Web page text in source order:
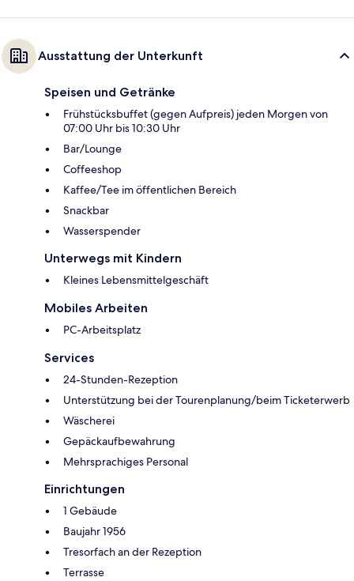
Ausstattung der Unterkunft
Speisen und Getränke
Frühstücksbuffet (gegen Aufpreis) jeden Morgen von
07:00 Uhr bis 10:30 Uhr
Bar/Lounge
Coffeeshop
Kaffee/Tee im öffentlichen Bereich
Snackbar
Wasserspender
Unterwegs mit Kindern
Kleines Lebensmittelgeschäft
Mobiles Arbeiten
PC-Arbeitsplatz
Services
24-Stunden-Rezeption
Unterstützung bei der Tourenplanung/beim Ticketerwerb
Wäscherei
Gepäckaufbewahrung
Mehrsprachiges Personal
Einrichtungen
1 Gebäude
Baujahr 1956
Tresorfach an der Rezeption
Terrasse